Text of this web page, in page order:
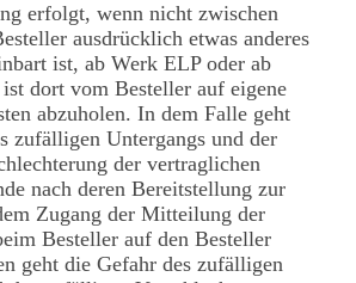
erfolgt, wenn nicht zwischen
ausdrücklich etwas anderes
ist, ab Werk ELP oder ab
dort vom Besteller auf eigene
abzuholen. In dem Falle geht
zufälligen Untergangs und der
der vertraglichen
nach deren Bereitstellung zur
Zugang der Mitteilung der
Besteller auf den Besteller
geht die Gefahr des zufälligen